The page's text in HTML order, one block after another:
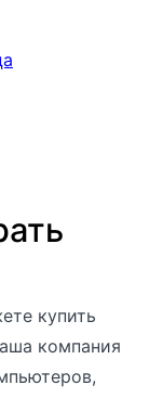
купить
компания